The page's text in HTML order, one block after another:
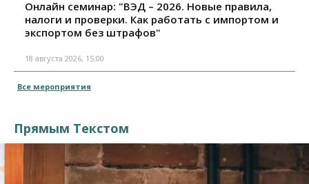
Онлайн семинар: "ВЭД – 2026. Новые правила,
налоги и проверки. Как работать с импортом и
экспортом без штрафов"
18 августа 2026, 15:00
Все мероприятия
Прямым Текстом